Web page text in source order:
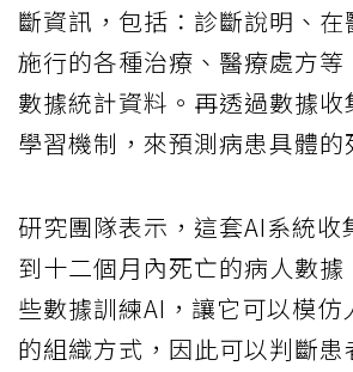
斷資訊，包括：診斷說明、在
施行的各種治療、醫療處方等
數據統計資料。再透過數據收
學習機制，來預測病患具體的
研究團隊表示，這套AI系統收
到十二個月內死亡的病人數據
些數據訓練AI，讓它可以模仿
的組織方式，因此可以判斷